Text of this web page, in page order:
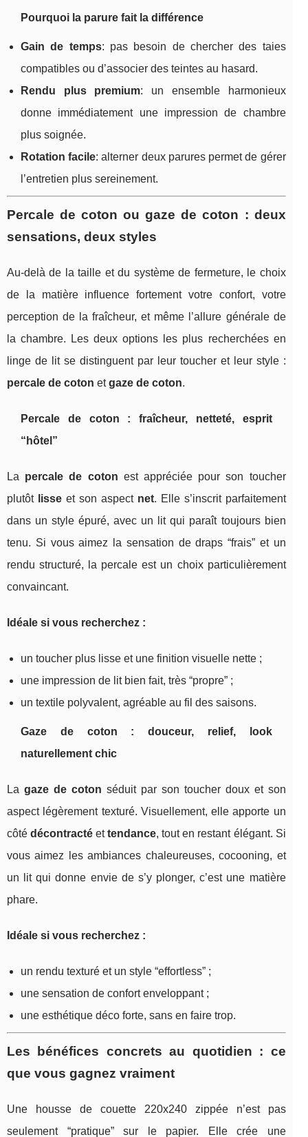
Pourquoi la parure fait la différence
Gain de temps: pas besoin de chercher des taies
compatibles ou d’associer des teintes au hasard.
Rendu plus premium: un ensemble harmonieux
donne immédiatement une impression de chambre
plus soignée.
Rotation facile: alterner deux parures permet de gérer
l’entretien plus sereinement.
Percale de coton ou gaze de coton : deux
sensations, deux styles
Au-delà de la taille et du système de fermeture, le choix
de la matière influence fortement votre confort, votre
perception de la fraîcheur, et même l’allure générale de
la chambre. Les deux options les plus recherchées en
linge de lit se distinguent par leur toucher et leur style :
percale de coton etgaze de coton.
Percale de coton : fraîcheur, netteté, esprit
“hôtel”
La percale de coton est appréciée pour son toucher
plutôt lisseet son aspect net. Elle s’inscrit parfaitement
dans un style épuré, avec un lit qui paraît toujours bien
tenu. Si vous aimez la sensation de draps “frais” et un
rendu structuré, la percale est un choix particulièrement
convaincant.
Idéale si vous recherchez :
un toucher plus lisse et une finition visuelle nette ;
une impression de lit bien fait, très “propre” ;
un textile polyvalent, agréable au fil des saisons.
Gaze de coton : douceur, relief, look
naturellement chic
La gaze de coton séduit par son toucher doux et son
aspect légèrement texturé. Visuellement, elle apporte un
côtédécontracté ettendance, tout en restant élégant. Si
vous aimez les ambiances chaleureuses, cocooning, et
un lit qui donne envie de s’y plonger, c’est une matière
phare.
Idéale si vous recherchez :
un rendu texturé et un style “effortless” ;
une sensation de confort enveloppant ;
une esthétique déco forte, sans en faire trop.
Les bénéfices concrets au quotidien : ce
que vous gagnez vraiment
Une housse de couette 220x240 zippée n’est pas
seulement “pratique” sur le papier. Elle crée une